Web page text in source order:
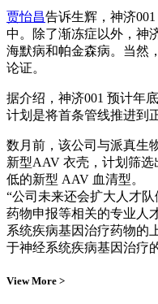
贾怡昌告诉生辉，神济
中。除了渐冻症以外，神
海默病和帕金森病。当然
论证。
据介绍，神济001 预计年
计划是将首条管线推进到
数月前，该公司与派真生
新型AAV 衣壳，计划筛
低的新型 AAV 血清型。
“公司未来还会扩大人才
药物申报等相关的专业人
系统疾病基因治疗药物的
于神经系统疾病基因治疗
View More >